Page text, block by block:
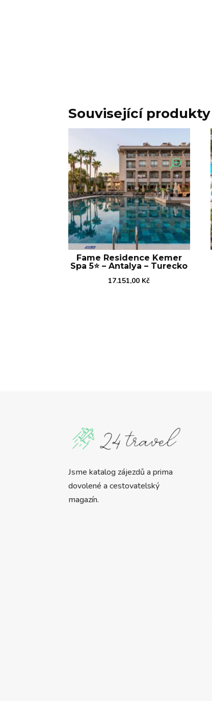
Související produkty
Fame Residence Kemer
Spa 5⭐️ – Antalya – Turecko
17.151,00 Kč
Jsme katalog zájezdů a prima
dovolené a cestovatelský
magazín.